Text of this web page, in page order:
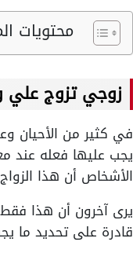
محتويات
زوجي تزوج علي
في كثير من الأحيان
يجب عليها فعله عند
الأشخاص أن هذا
يرى آخرون أن هذا فقط
قادرة على تحديد ما